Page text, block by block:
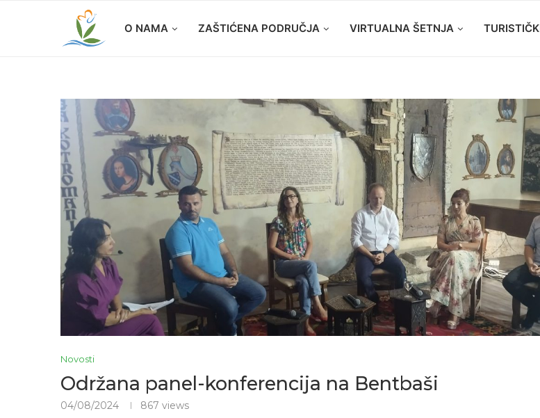
O NAMA ZAŠTIĆENA PODRUČJA VIRTUALNA ŠETNJA
Novosti
Održana panel-konferencija na Bentbaši
04/08/2024 867 views